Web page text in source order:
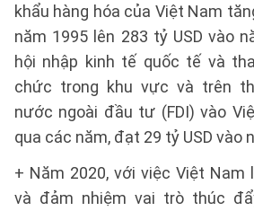
khẩu hàng hóa của Việt Nam
năm 1995 lên 283 tỷ USD vào
hội nhập kinh tế quốc tế và
chức trong khu vực và trên
nước ngoài đầu tư (FDI) vào
qua các năm, đạt 29 tỷ USD vào
+ Năm 2020, với việc Việt Nam
và đảm nhiệm vai trò thúc